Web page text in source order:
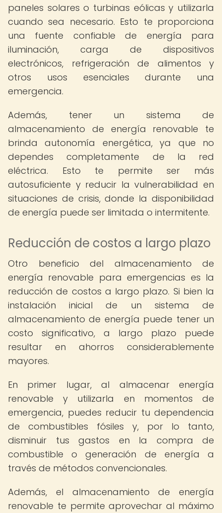
paneles solares o turbinas eólicas y utilizarla
cuando sea necesario. Esto te proporciona
una fuente confiable de energía para
iluminación, carga de dispositivos
electrónicos, refrigeración de alimentos y
otros usos esenciales durante una
emergencia.
Además, tener un sistema de
almacenamiento de energía renovable te
brinda autonomía energética, ya que no
dependes completamente de la red
eléctrica. Esto te permite ser más
autosuficiente y reducir la vulnerabilidad en
situaciones de crisis, donde la disponibilidad
de energía puede ser limitada o intermitente.
Reducción de costos a largo plazo
Otro beneficio del almacenamiento de
energía renovable para emergencias es la
reducción de costos a largo plazo. Si bien la
instalación inicial de un sistema de
almacenamiento de energía puede tener un
costo significativo, a largo plazo puede
resultar en ahorros considerablemente
mayores.
En primer lugar, al almacenar energía
renovable y utilizarla en momentos de
emergencia, puedes reducir tu dependencia
de combustibles fósiles y, por lo tanto,
disminuir tus gastos en la compra de
combustible o generación de energía a
través de métodos convencionales.
Además, el almacenamiento de energía
renovable te permite aprovechar al máximo